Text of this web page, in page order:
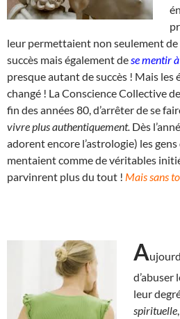
leur permettaient non seulement
succès mais également de se mentir
presque autant de succès ! Mais les
changé ! La Conscience Collective
fin des années 80, d’arrêter de se
vivre plus authentiquement. Dès
adorent encore l’astrologie) les
mentaient comme de véritables
parvinrent plus du tout ! Mais sans
A
d’abuser
leur
spirituelle